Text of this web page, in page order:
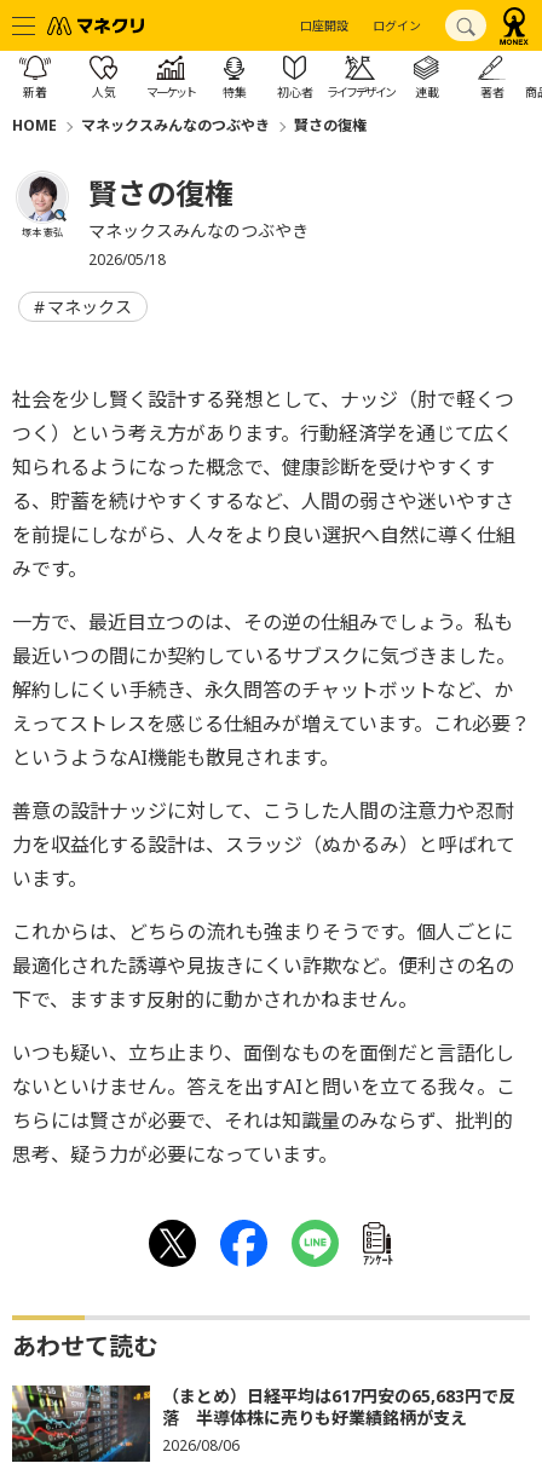
口座開設 ログイン
新着 人気 マーケット 特集 初心者 ライフデザイン 連載 著者 商
HOME マネックスみんなのつぶやき 賢さの復権
塚本 憲弘
賢さの復権
マネックスみんなのつぶやき
2026/05/18
マネックス
社会を少し賢く設計する発想として、ナッジ（肘で軽くつ
つく）という考え方があります。行動経済学を通じて広く
知られるようになった概念で、健康診断を受けやすくす
る、貯蓄を続けやすくするなど、人間の弱さや迷いやすさ
を前提にしながら、人々をより良い選択へ自然に導く仕組
みです。
一方で、最近目立つのは、その逆の仕組みでしょう。私も
最近いつの間にか契約しているサブスクに気づきました。
解約しにくい手続き、永久問答のチャットボットなど、か
えってストレスを感じる仕組みが増えています。これ必要？
というようなAI機能も散見されます。
善意の設計ナッジに対して、こうした人間の注意力や忍耐
力を収益化する設計は、スラッジ（ぬかるみ）と呼ばれて
います。
これからは、どちらの流れも強まりそうです。個人ごとに
最適化された誘導や見抜きにくい詐欺など。便利さの名の
下で、ますます反射的に動かされかねません。
いつも疑い、立ち止まり、面倒なものを面倒だと言語化し
ないといけません。答えを出すAIと問いを立てる我々。こ
ちらには賢さが必要で、それは知識量のみならず、批判的
思考、疑う力が必要になっています。
ｱﾝｹｰﾄ
あわせて読む
（まとめ）日経平均は617円安の65,683円で反
落 半導体株に売りも好業績銘柄が支え
2026/08/06